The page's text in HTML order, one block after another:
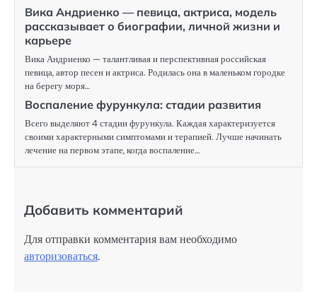
Вика Андриенко — певица, актриса, модель
рассказывает о биографии, личной жизни и
карьере
Вика Андриенко — талантливая и перспективная российская
певица, автор песен и актриса. Родилась она в маленьком городке
на берегу моря…
Воспаление фурункула: стадии развития
Всего выделяют 4 стадии фурункула. Каждая характеризуется
своими характерными симптомами и терапией. Лучше начинать
лечение на первом этапе, когда воспаление…
Добавить комментарий
Для отправки комментария вам необходимо
авторизоваться.